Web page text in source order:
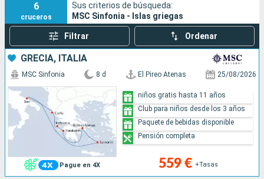
Buscar
6
cruceros
Sus criterios de búsqueda:
MSC Sinfonia - Islas griegas
Filtrar Ordenar
GRECIA, ITALIA
Pague en 4X
MSC Sinfonia 8 d El Pireo Atenas 25/08/2026
559 € +Tasas
niños gratis hasta 11 años
Club para niños desde los 3 años
Paquete de bebidas disponible
Pensión completa